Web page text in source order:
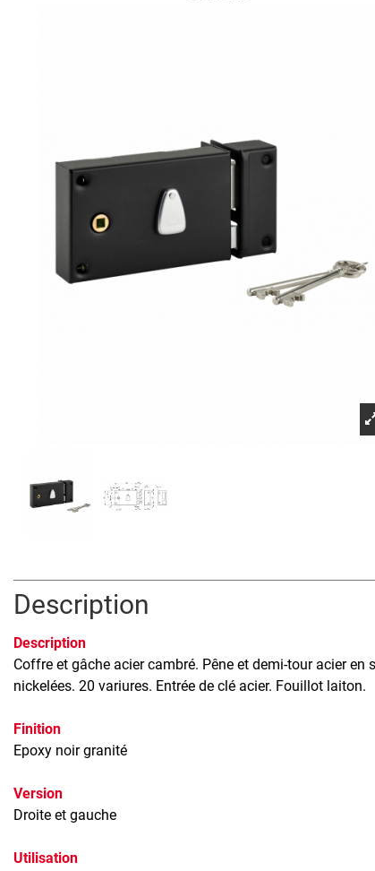
Description
Description
Coffre et gâche acier cambré. Pêne et demi-tour acier
nickelées. 20 variures. Entrée de clé acier. Fouillot laiton.
Finition
Epoxy noir granité
Version
Droite et gauche
Utilisation